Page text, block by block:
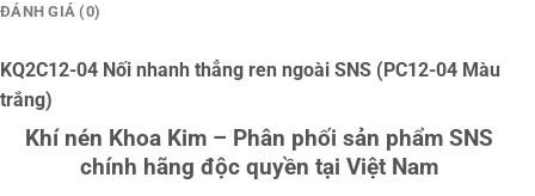
ĐÁNH GIÁ (0)
KQ2C12-04 Nối nhanh thẳng ren ngoài SNS (PC12-04 Màu
trắng)
Khí nén Khoa Kim – Phân phối sản phẩm SNS
chính hãng độc quyền tại Việt Nam